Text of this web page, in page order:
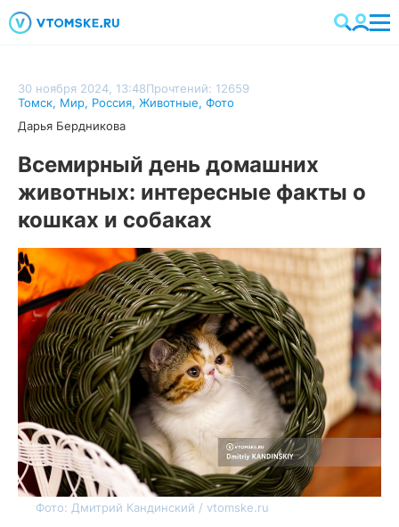
30 ноября 2024, 13:48Прочтений: 12659
Томск, Мир, Россия, Животные, Фото
Дарья Бердникова
Всемирный день домашних
животных: интересные факты о
кошках и собаках
Фото: Дмитрий Кандинский / vtomske.ru